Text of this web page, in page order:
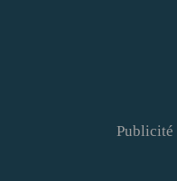
Publicité